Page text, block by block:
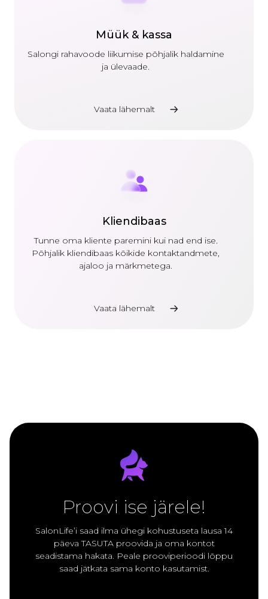
Müük & kassa
Salongi rahavoode liikumise põhjalik haldamine
ja ülevaade.
Vaata lähemalt
Kliendibaas
Tunne oma kliente paremini kui nad end ise.
Põhjalik kliendibaas kõikide kontaktandmete,
ajaloo ja märkmetega.
Vaata lähemalt
Proovi ise järele!
SalonLife’i saad ilma ühegi kohustuseta lausa 14
päeva TASUTA proovida ja oma kontot
seadistama hakata. Peale prooviperioodi lõppu
saad jätkata sama konto kasutamist.